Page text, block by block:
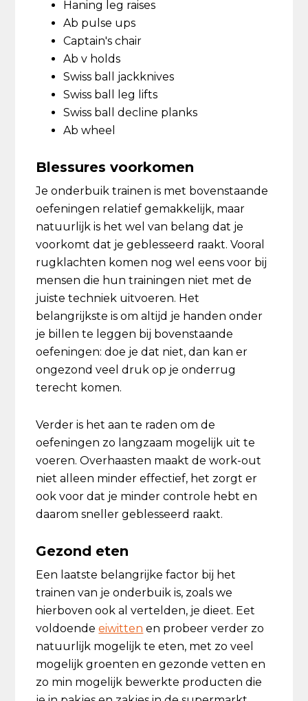
Haning leg raises
Ab pulse ups
Captain's chair
Ab v holds
Swiss ball jackknives
Swiss ball leg lifts
Swiss ball decline planks
Ab wheel
Blessures voorkomen
Je onderbuik trainen is met bovenstaande
oefeningen relatief gemakkelijk, maar
natuurlijk is het wel van belang dat je
voorkomt dat je geblesseerd raakt. Vooral
rugklachten komen nog wel eens voor bij
mensen die hun trainingen niet met de
juiste techniek uitvoeren. Het
belangrijkste is om altijd je handen onder
je billen te leggen bij bovenstaande
oefeningen: doe je dat niet, dan kan er
ongezond veel druk op je onderrug
terecht komen.
Verder is het aan te raden om de
oefeningen zo langzaam mogelijk uit te
voeren. Overhaasten maakt de work-out
niet alleen minder effectief, het zorgt er
ook voor dat je minder controle hebt en
daarom sneller geblesseerd raakt.
Gezond eten
Een laatste belangrijke factor bij het
trainen van je onderbuik is, zoals we
hierboven ook al vertelden, je dieet. Eet
voldoendeeiwitten en probeer verder zo
natuurlijk mogelijk te eten, met zo veel
mogelijk groenten en gezonde vetten en
zo min mogelijk bewerkte producten die